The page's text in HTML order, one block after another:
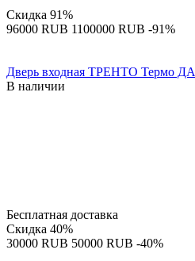
Скидка 91%
‍96000‍ RUB ‍1100000‍ RUB -91%
Дверь входная ТРЕНТО Термо ДА
В наличии
Бесплатная доставка
Скидка 40%
‍30000‍ RUB ‍50000‍ RUB -40%